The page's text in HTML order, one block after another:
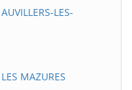
LES-
MAZURES